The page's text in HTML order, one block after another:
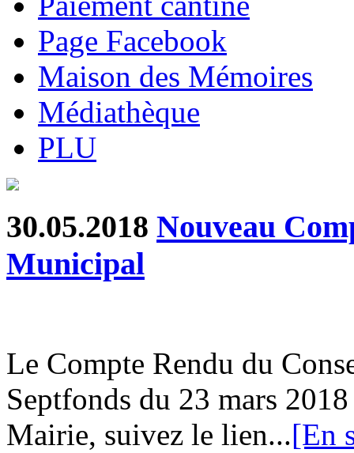
Page Facebook
Maison des Mémoires
Médiathèque
PLU
30.05.2018 Nouveau
Municipal
Le Compte Rendu du
Septfonds du 23 mars
Mairie, suivez le lien...[En